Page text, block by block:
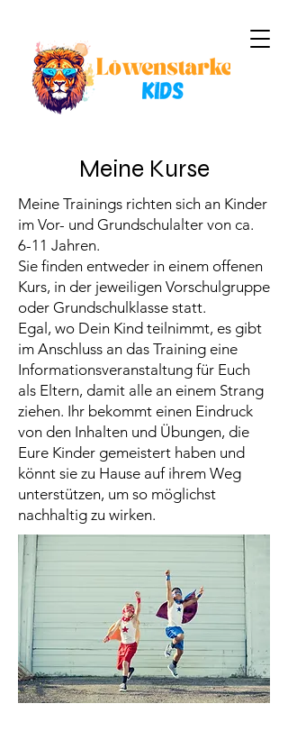
Meine Kurse
Meine Trainings richten sich an Kinder
im Vor- und Grundschulalter von ca.
6-11 Jahren.
Sie finden entweder in einem offenen
Kurs, in der jeweiligen Vorschulgruppe
oder Grundschulklasse statt.
Egal, wo Dein Kind teilnimmt, es gibt
im Anschluss an das Training eine
Informationsveranstaltung für Euch
als Eltern, damit alle an einem Strang
ziehen. Ihr bekommt einen Eindruck
von den Inhalten und Übungen, die
Eure Kinder gemeistert haben und
könnt sie zu Hause auf ihrem Weg
unterstützen, um so möglichst
nachhaltig zu wirken.